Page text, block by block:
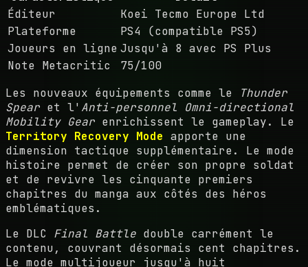
Éditeur
Koei Tecmo Europe Ltd
Plateforme
PS4 (compatible PS5)
Joueurs en ligne Jusqu'à 8 avec PS Plus
Note Metacritic
75/100
Les nouveaux équipements comme le
Thunder
Spear et l' Anti-personnel Omni-directional
Mobility Gear enrichissent le gameplay. Le
Territory Recovery Mode apporte une
dimension tactique supplémentaire. Le mode
histoire permet de créer son propre soldat
et de revivre les cinquante premiers
chapitres du manga aux côtés des héros
emblématiques.
Le DLC Final Battle double carrément le
contenu, couvrant désormais cent chapitres.
Le mode multijoueur jusqu'à huit